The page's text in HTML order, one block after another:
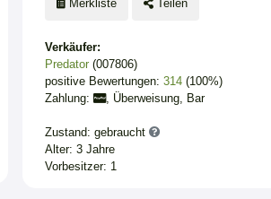
Merkliste Teilen
Verkäufer:
Predator (007806)
positive Bewertungen: 314(100%)
Zahlung:
, Überweisung, Bar
Zustand: gebraucht
Alter: 3 Jahre
Vorbesitzer: 1